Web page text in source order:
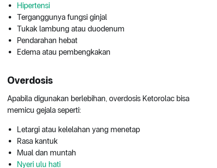
Hipertensi
Terganggunya fungsi ginjal
Tukak lambung atau duodenum
Pendarahan hebat
Edema atau pembengkakan
Overdosis
Apabila digunakan berlebihan, overdosis Ketorolac bisa
memicu gejala seperti:
Letargi atau kelelahan yang menetap
Rasa kantuk
Mual dan muntah
Nyeri ulu hati